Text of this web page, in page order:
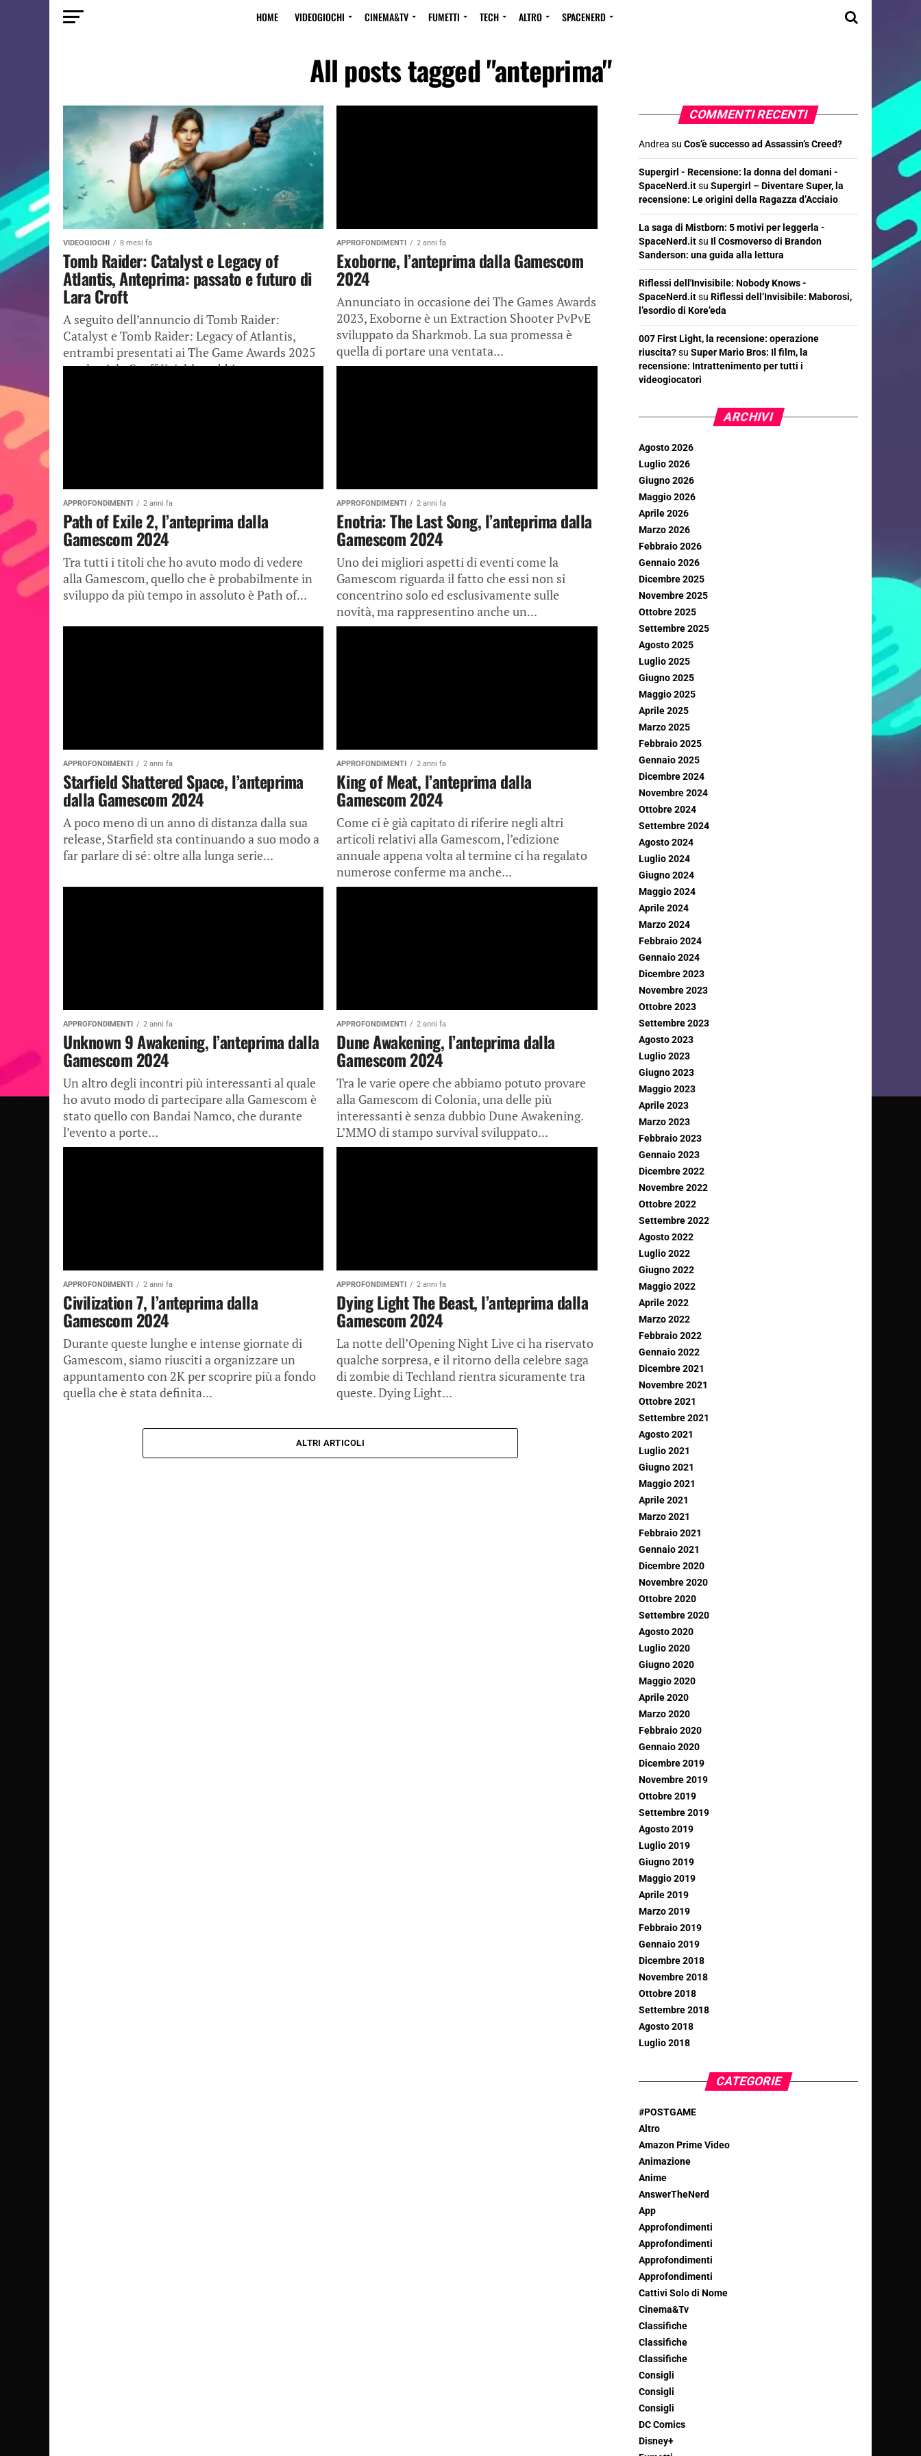
HOME VIDEOGIOCHI CINEMA&TV FUMETTI TECH ALTRO SPACENERD
All posts tagged "anteprima"
VIDEOGIOCHI 8 mesi fa
Tomb Raider: Catalyst e Legacy of
Atlantis, Anteprima: passato e futuro di
Lara Croft
A seguito dell’annuncio di Tomb Raider:
Catalyst e Tomb Raider: Legacy of Atlantis,
entrambi presentati ai The Game Awards 2025
condotti da Geoff Keighley, abbiamo avuto...
APPROFONDIMENTI 2 anni fa
Exoborne, l’anteprima dalla Gamescom
2024
Annunciato in occasione dei The Games Awards
2023, Exoborne è un Extraction Shooter PvPvE
sviluppato da Sharkmob. La sua promessa è
quella di portare una ventata...
APPROFONDIMENTI 2 anni fa
Path of Exile 2, l’anteprima dalla
Gamescom 2024
Tra tutti i titoli che ho avuto modo di vedere
alla Gamescom, quello che è probabilmente in
sviluppo da più tempo in assoluto è Path of...
APPROFONDIMENTI 2 anni fa
Enotria: The Last Song, l’anteprima dalla
Gamescom 2024
Uno dei migliori aspetti di eventi come la
Gamescom riguarda il fatto che essi non si
concentrino solo ed esclusivamente sulle
novità, ma rappresentino anche un...
APPROFONDIMENTI 2 anni fa
Starfield Shattered Space, l’anteprima
dalla Gamescom 2024
A poco meno di un anno di distanza dalla sua
release, Starfield sta continuando a suo modo a
far parlare di sé: oltre alla lunga serie...
APPROFONDIMENTI 2 anni fa
King of Meat, l’anteprima dalla
Gamescom 2024
Come ci è già capitato di riferire negli altri
articoli relativi alla Gamescom, l’edizione
annuale appena volta al termine ci ha regalato
numerose conferme ma anche...
APPROFONDIMENTI 2 anni fa
Unknown 9 Awakening, l’anteprima dalla
Gamescom 2024
Un altro degli incontri più interessanti al quale
ho avuto modo di partecipare alla Gamescom è
stato quello con Bandai Namco, che durante
l’evento a porte...
APPROFONDIMENTI 2 anni fa
Dune Awakening, l’anteprima dalla
Gamescom 2024
Tra le varie opere che abbiamo potuto provare
alla Gamescom di Colonia, una delle più
interessanti è senza dubbio Dune Awakening.
L’MMO di stampo survival sviluppato...
APPROFONDIMENTI 2 anni fa
Civilization 7, l’anteprima dalla
Gamescom 2024
Durante queste lunghe e intense giornate di
Gamescom, siamo riusciti a organizzare un
appuntamento con 2K per scoprire più a fondo
quella che è stata definita...
APPROFONDIMENTI 2 anni fa
Dying Light The Beast, l’anteprima dalla
Gamescom 2024
La notte dell’Opening Night Live ci ha riservato
qualche sorpresa, e il ritorno della celebre saga
di zombie di Techland rientra sicuramente tra
queste. Dying Light...
ALTRI ARTICOLI
COMMENTI RECENTI
Andrea su Cos’è successo ad Assassin’s Creed?
Supergirl - Recensione: la donna del domani -
SpaceNerd.itsu Supergirl – Diventare Super, la
recensione: Le origini della Ragazza d’Acciaio
La saga di Mistborn: 5 motivi per leggerla -
SpaceNerd.itsu Il Cosmoverso di Brandon
Sanderson: una guida alla lettura
Riflessi dell'Invisibile: Nobody Knows -
SpaceNerd.itsu Riflessi dell’Invisibile: Maborosi,
l’esordio di Kore’eda
007 First Light, la recensione: operazione
riuscita?su Super Mario Bros: Il film, la
recensione: Intrattenimento per tutti i
videogiocatori
ARCHIVI
Agosto 2026
Luglio 2026
Giugno 2026
Maggio 2026
Aprile 2026
Marzo 2026
Febbraio 2026
Gennaio 2026
Dicembre 2025
Novembre 2025
Ottobre 2025
Settembre 2025
Agosto 2025
Luglio 2025
Giugno 2025
Maggio 2025
Aprile 2025
Marzo 2025
Febbraio 2025
Gennaio 2025
Dicembre 2024
Novembre 2024
Ottobre 2024
Settembre 2024
Agosto 2024
Luglio 2024
Giugno 2024
Maggio 2024
Aprile 2024
Marzo 2024
Febbraio 2024
Gennaio 2024
Dicembre 2023
Novembre 2023
Ottobre 2023
Settembre 2023
Agosto 2023
Luglio 2023
Giugno 2023
Maggio 2023
Aprile 2023
Marzo 2023
Febbraio 2023
Gennaio 2023
Dicembre 2022
Novembre 2022
Ottobre 2022
Settembre 2022
Agosto 2022
Luglio 2022
Giugno 2022
Maggio 2022
Aprile 2022
Marzo 2022
Febbraio 2022
Gennaio 2022
Dicembre 2021
Novembre 2021
Ottobre 2021
Settembre 2021
Agosto 2021
Luglio 2021
Giugno 2021
Maggio 2021
Aprile 2021
Marzo 2021
Febbraio 2021
Gennaio 2021
Dicembre 2020
Novembre 2020
Ottobre 2020
Settembre 2020
Agosto 2020
Luglio 2020
Giugno 2020
Maggio 2020
Aprile 2020
Marzo 2020
Febbraio 2020
Gennaio 2020
Dicembre 2019
Novembre 2019
Ottobre 2019
Settembre 2019
Agosto 2019
Luglio 2019
Giugno 2019
Maggio 2019
Aprile 2019
Marzo 2019
Febbraio 2019
Gennaio 2019
Dicembre 2018
Novembre 2018
Ottobre 2018
Settembre 2018
Agosto 2018
Luglio 2018
CATEGORIE
#POSTGAME
Altro
Amazon Prime Video
Animazione
Anime
AnswerTheNerd
App
Approfondimenti
Approfondimenti
Approfondimenti
Approfondimenti
Cattivi Solo di Nome
Cinema&Tv
Classifiche
Classifiche
Classifiche
Consigli
Consigli
Consigli
DC Comics
Disney+